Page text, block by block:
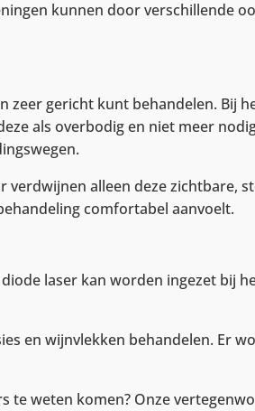
kunnen door verschillende
zeer gericht kunt behandelen. Bij
als overbodig en niet meer
verdwijnen alleen deze zichtbare,
comfortabel aanvoelt.
laser kan worden ingezet bij
en wijnvlekken behandelen. Er
te weten komen? Onze